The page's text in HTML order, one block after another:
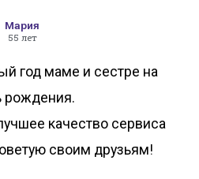
Мария
55 лет
год маме и сестре на
рождения.
качество сервиса
своим друзьям!